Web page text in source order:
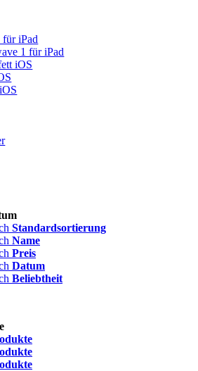
iPad
1 für iPad
iOS
Standardsortierung
Name
Preis
Datum
Beliebtheit